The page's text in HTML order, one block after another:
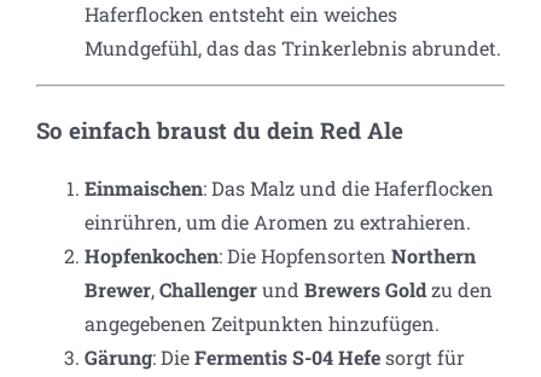
Haferflocken entsteht ein weiches
Mundgefühl, das das Trinkerlebnis abrundet.
So einfach braust du dein Red Ale
Einmaischen: Das Malz und die Haferflocken
einrühren, um die Aromen zu extrahieren.
Hopfenkochen: Die Hopfensorten Northern
Brewer,Challengerund Brewers Goldzu den
angegebenen Zeitpunkten hinzufügen.
Gärung: DieFermentis S-04 Hefesorgt für